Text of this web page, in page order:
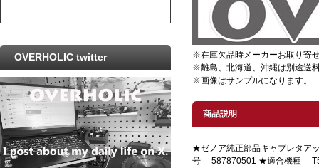
※在庫欠品時メーカーお取り寄
※離島、北海道、沖縄は別途送
※画像はサンプルになります。
商品説明
★ゼノア純正部品キャブレタア
号 587870501 ★適合機種
OVERHOLIC twitter